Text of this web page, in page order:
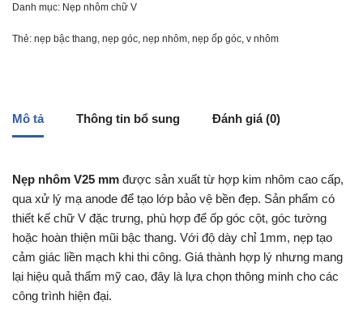
Danh mục: Nẹp nhôm chữ V
Thẻ: nẹp bậc thang nẹp góc nẹp nhôm nẹp ốp góc v nhôm
Mô tả Thông tin bổ sung Đánh giá (0)
Nẹp nhôm V25 mm được sản xuất từ hợp kim nhôm cao cấp,
qua xử lý mạ anode để tạo lớp bảo vệ bền đẹp. Sản phẩm có
thiết kế chữ V đặc trưng, phù hợp để ốp góc cột, góc tường
hoặc hoàn thiện mũi bậc thang. Với độ dày chỉ 1mm, nẹp tạo
cảm giác liền mạch khi thi công. Giá thành hợp lý nhưng mang
lại hiệu quả thẩm mỹ cao, đây là lựa chọn thông minh cho các
công trình hiện đại.